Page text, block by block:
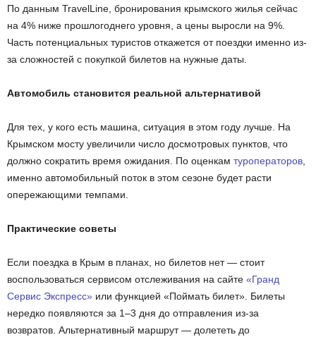
По данным TravelLine, бронирования крымского жилья сейчас
на 4% ниже прошлогоднего уровня, а цены выросли на 9%.
Часть потенциальных туристов откажется от поездки именно из-
за сложностей с покупкой билетов на нужные даты.
Автомобиль становится реальной альтернативой
Для тех, у кого есть машина, ситуация в этом году лучше. На
Крымском мосту увеличили число досмотровых пунктов, что
должно сократить время ожидания. По оценкам туроператоров
именно автомобильный поток в этом сезоне будет расти
опережающими темпами.
Практические советы
Если поездка в Крым в планах, но билетов нет — стоит
воспользоваться сервисом отслеживания на сайте «Гранд
Сервис Экспресс» или функцией «Поймать билет». Билеты
нередко появляются за 1–3 дня до отправления из-за
возвратов. Альтернативный маршрут — долететь до